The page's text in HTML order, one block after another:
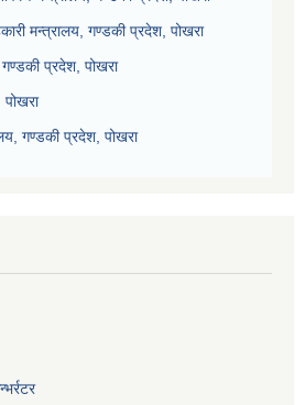
मन्त्रालय, गण्डकी प्रदेश, पोखरा
प्रदेश, पोखरा
गण्डकी प्रदेश, पोखरा